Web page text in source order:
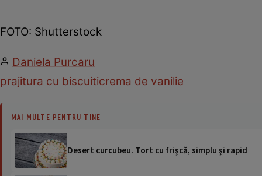
FOTO: Shutterstock
Daniela Purcaru
prajitura cu biscuiticrema de vanilie
MAI MULTE PENTRU TINE
Desert curcubeu. Tort cu frişcă, simplu şi rapid